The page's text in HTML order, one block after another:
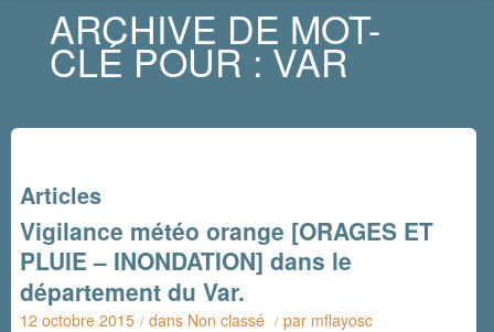
ARCHIVE DE MOT-
CLÉ POUR : VAR
Articles
Vigilance météo orange [ORAGES ET
PLUIE – INONDATION] dans le
département du Var.
12 octobre 2015 / dans Non classé / par mflayosc